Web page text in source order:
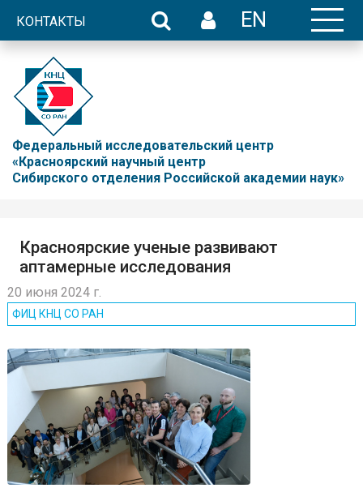
КОНТАКТЫ EN
Федеральный исследовательский центр
«Красноярский научный центр
Сибирского отделения Российской академии наук»
Красноярские ученые развивают
аптамерные исследования
20 июня 2024 г.
ФИЦ КНЦ CO РАН